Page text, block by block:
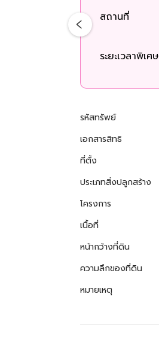
สถานที่
ระยะเวลาพิเศษ
รหัสทรัพย์
เอกสารสิทธิ
ที่ตั้ง
ประเภทสิ่งปลูกสร้าง
โครงการ
เนื้อที่
หน้ากว้างที่ดิน
ความลึกของที่ดิน
หมายเหตุ